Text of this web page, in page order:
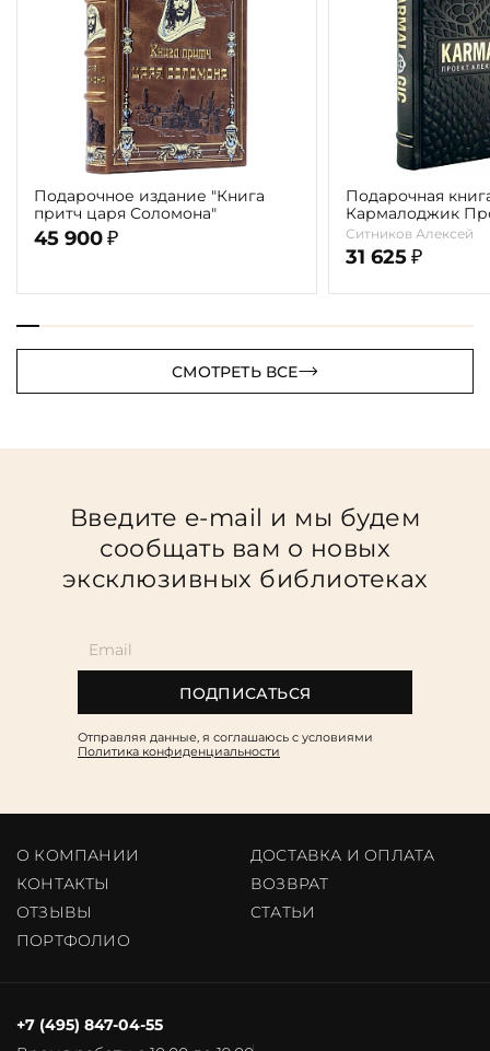
Подарочное издание "Книга
притч царя Соломона"
45 900 ₽
Подарочная
Кармалоджик
Ситникова"
Ситников Алексей
31 625 ₽
СМОТРЕТЬ ВСЕ
Введите e-mail и мы будем
сообщать вам о новых
эксклюзивных библиотеках
ПОДПИСАТЬСЯ
Отправляя данные, я соглашаюсь c условиями
Политика конфиденциальности
О КОМПАНИИ
ДОСТАВКА И ОПЛАТА
КОНТАКТЫ
ВОЗВРАТ
ОТЗЫВЫ
CТАТЬИ
ПОРТФОЛИО
+7 (495) 847-04-55